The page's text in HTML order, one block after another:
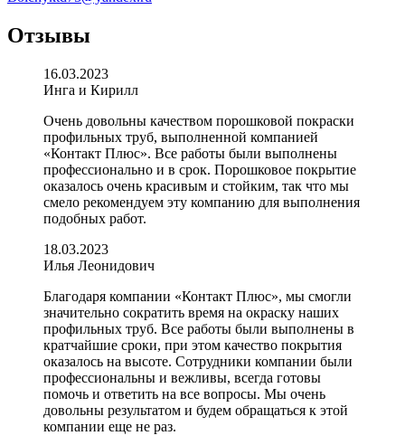
Отзывы
16.03.2023
Инга и Кирилл
Очень довольны качеством порошковой покраски
профильных труб, выполненной компанией
«Контакт Плюс». Все работы были выполнены
профессионально и в срок. Порошковое покрытие
оказалось очень красивым и стойким, так что мы
смело рекомендуем эту компанию для выполнения
подобных работ.
18.03.2023
Илья Леонидович
Благодаря компании «Контакт Плюс», мы смогли
значительно сократить время на окраску наших
профильных труб. Все работы были выполнены в
кратчайшие сроки, при этом качество покрытия
оказалось на высоте. Сотрудники компании были
профессиональны и вежливы, всегда готовы
помочь и ответить на все вопросы. Мы очень
довольны результатом и будем обращаться к этой
компании еще не раз.